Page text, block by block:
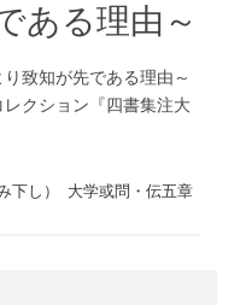
ある理由～
致知が先である理由～
クション『四書集注大
下し） 大学或問・伝五章